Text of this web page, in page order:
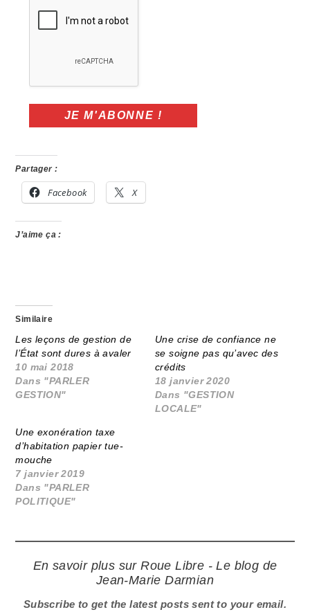
Partager :
Facebook X
J’aime ça :
Similaire
Les leçons de gestion de
l’État sont dures à avaler
10 mai 2018
Dans "PARLER
GESTION"
Une crise de confiance ne
se soigne pas qu’avec des
crédits
18 janvier 2020
Dans "GESTION
LOCALE"
Une exonération taxe
d’habitation papier tue-
mouche
7 janvier 2019
Dans "PARLER
POLITIQUE"
En savoir plus sur Roue Libre - Le blog de
Jean-Marie Darmian
Subscribe to get the latest posts sent to your email.